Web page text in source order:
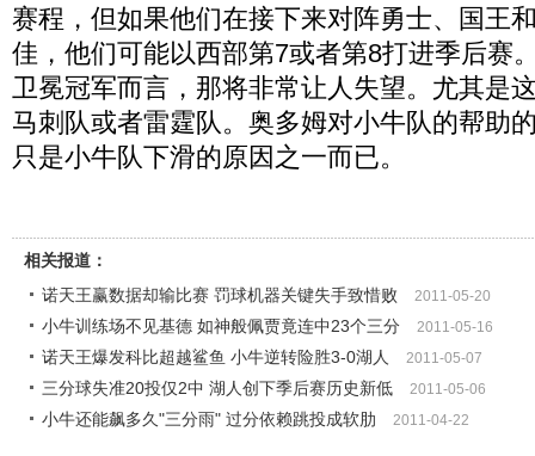
赛程，但如果他们在接下来对阵勇士、国王
佳，他们可能以西部第7或者第8打进季后赛
卫冕冠军而言，那将非常让人失望。尤其是
马刺队或者雷霆队。奥多姆对小牛队的帮助
只是小牛队下滑的原因之一而已。
相关报道：
诺天王赢数据却输比赛 罚球机器关键失手致惜败
2011-05-20
小牛训练场不见基德 如神般佩贾竟连中23个三分 2011-05-16
诺天王爆发科比超越鲨鱼 小牛逆转险胜3-0湖人 2011-05-07
三分球失准20投仅2中 湖人创下季后赛历史新低 2011-05-06
小牛还能飙多久"三分雨" 过分依赖跳投成软肋 2011-04-22